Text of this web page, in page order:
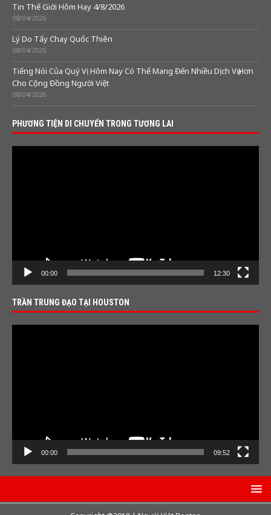
Tin Thế Giới Hôm Hay 4/8/2026
08/04/2026
Lý Do Tẩy Chay Quốc Thiên
08/04/2026
Tiếng Nói Của Quý Vị Hôm Nay Có Thể Mang Đến Nhiều Dịch Vụ Hơn
Cho Cộng Đồng Người Việt
08/04/2026
PHƯƠNG TIỆN DI CHUYỂN TRONG TƯƠNG LAI
00:00 12:30
TRẦN TRUNG ĐẠO TẠI HOUSTON
00:00 09:52